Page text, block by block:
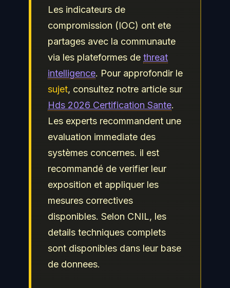
Les indicateurs de
compromission (IOC) ont ete
partages avec la communaute
via les plateformes de threat
intelligence. Pour approfondir le
sujet, consultez notre article sur
Hds 2026 Certification Sante.
Les experts recommandent une
evaluation immediate des
systèmes concernes. il est
recommandé de verifier leur
exposition et appliquer les
mesures correctives
disponibles. Selon CNIL, les
details techniques complets
sont disponibles dans leur base
de donnees.